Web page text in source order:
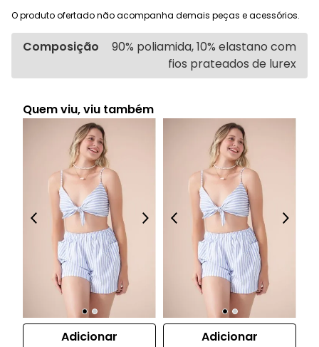
O produto ofertado não acompanha demais peças e acessórios.
Composição
90% poliamida, 10% elastano com
fios prateados de lurex
Quem viu, viu também
Adicionar Adicionar